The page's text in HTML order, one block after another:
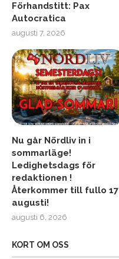
Förhandstitt: Pax
Autocratica
augusti 7, 2026
Nu går Nördliv in i
sommarläge!
Ledighetsdags för
redaktionen !
Återkommer till fullo 17
augusti!
augusti 6, 2026
KORT OM OSS